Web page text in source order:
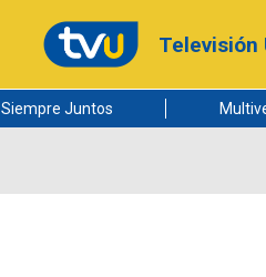
Televisión
Siempre Juntos